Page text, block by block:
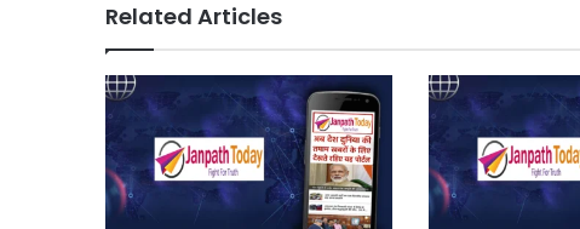
Related Articles